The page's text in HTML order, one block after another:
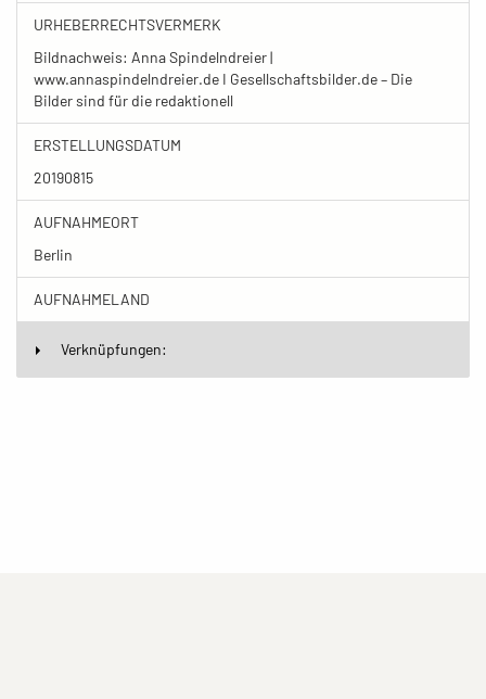
URHEBERRECHTSVERMERK
Bildnachweis: Anna Spindelndreier |
www.annaspindelndreier.de I Gesellschaftsbilder.de – Die
Bilder sind für die redaktionell
ERSTELLUNGSDATUM
20190815
AUFNAHMEORT
Berlin
AUFNAHMELAND
Verknüpfungen: